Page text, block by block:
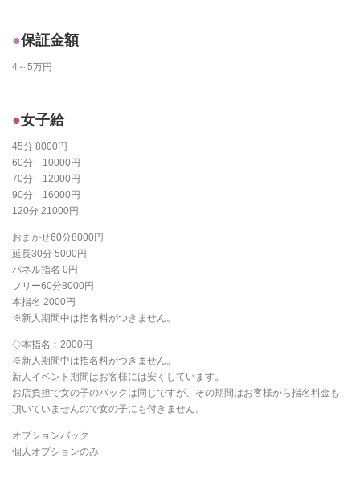
保証金額
4～5万円
女子給
45分 8000円
60分 10000円
70分 12000円
90分 16000円
120分 21000円
おまかせ60分8000円
延長30分 5000円
パネル指名 0円
フリー60分8000円
本指名 2000円
※新人期間中は指名料がつきません。
◇本指名︰2000円
※新人期間中は指名料がつきません。
新人イベント期間はお客様には安くしています。
お店負担で女の子のバックは同じですが、その期間はお客様から指名料金も
頂いていませんので女の子にも付きません。
オプションバック
個人オプションのみ